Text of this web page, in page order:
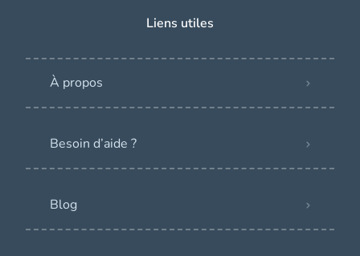
Liens utiles
À propos
Besoin d’aide ?
Blog